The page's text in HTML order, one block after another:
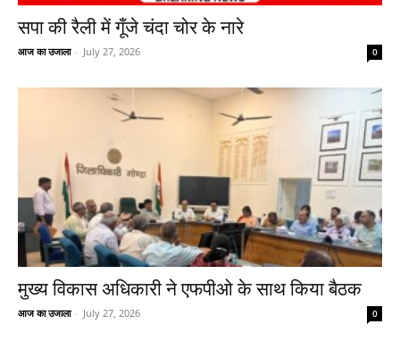
सपा की रैली में गूँजे चंदा चोर के नारे
आज का उजाला - July 27, 2026 0
मुख्य विकास अधिकारी ने एफपीओ के साथ किया बैठक
आज का उजाला - July 27, 2026 0